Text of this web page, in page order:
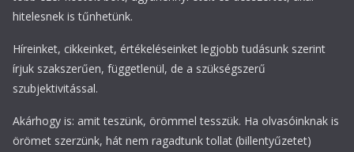
hitelesnek is tűnhetünk.
Híreinket, cikkeinket, értékeléseinket legjobb tudásunk szerint
írjuk szakszerűen, függetlenül, de a szükségszerű
szubjektivitással.
Akárhogy is: amit teszünk, örömmel tesszük. Ha olvasóinknak is
örömet szerzünk, hát nem ragadtunk tollat (billentyűzetet)